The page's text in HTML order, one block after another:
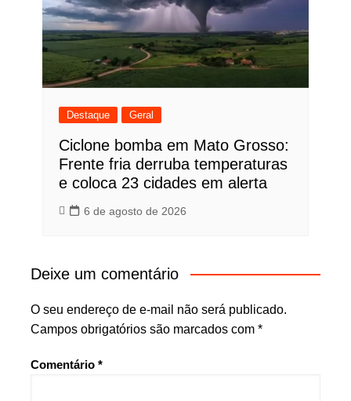
Destaque Geral
Ciclone bomba em Mato Grosso:
Frente fria derruba temperaturas
e coloca 23 cidades em alerta
6 de agosto de 2026
Deixe um comentário
O seu endereço de e-mail não será publicado.
Campos obrigatórios são marcados com *
Comentário *